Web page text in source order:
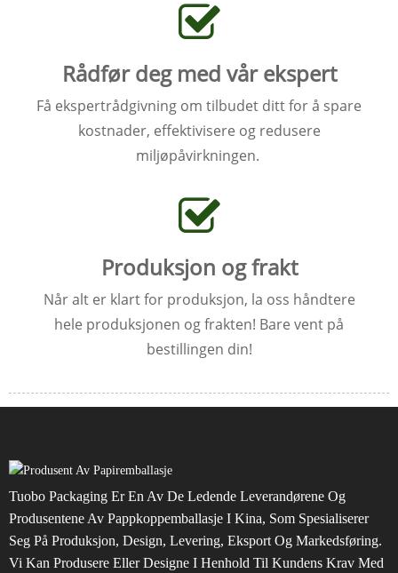
Rådfør deg med vår ekspert
Få ekspertrådgivning om tilbudet ditt for å spare
kostnader, effektivisere og redusere
miljøpåvirkningen.
Produksjon og frakt
Når alt er klart for produksjon, la oss håndtere
hele produksjonen og frakten! Bare vent på
bestillingen din!
Tuobo Packaging Er En Av De Ledende Leverandørene Og
Produsentene Av Pappkoppemballasje I Kina, Som Spesialiserer
Seg På Produksjon, Design, Levering, Eksport Og Markedsføring.
Vi Kan Produsere Eller Designe I Henhold Til Kundens Krav Med